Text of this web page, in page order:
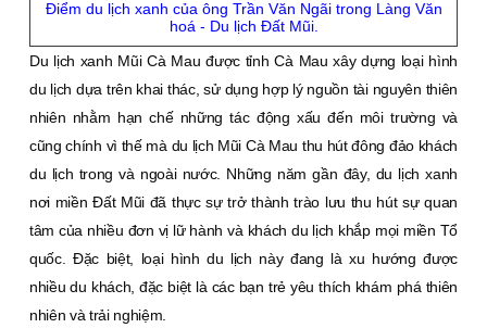
Điểm du lịch xanh của ông Trần Văn Ngãi trong Làng Văn
hoá - Du lịch Đất Mũi.
Du lịch xanh Mũi Cà Mau được tỉnh Cà Mau xây dựng loại hình
du lịch dựa trên khai thác, sử dụng hợp lý nguồn tài nguyên thiên
nhiên nhằm hạn chế những tác động xấu đến môi trường và
cũng chính vì thế mà du lịch Mũi Cà Mau thu hút đông đảo khách
du lịch trong và ngoài nước. Những năm gần đây, du lịch xanh
nơi miền Đất Mũi đã thực sự trở thành trào lưu thu hút sự quan
tâm của nhiều đơn vị lữ hành và khách du lịch khắp mọi miền Tổ
quốc. Đặc biệt, loại hình du lịch này đang là xu hướng được
nhiều du khách, đặc biệt là các bạn trẻ yêu thích khám phá thiên
nhiên và trải nghiệm.